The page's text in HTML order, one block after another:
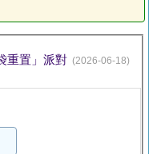
重置」派對 (2026-06-18)